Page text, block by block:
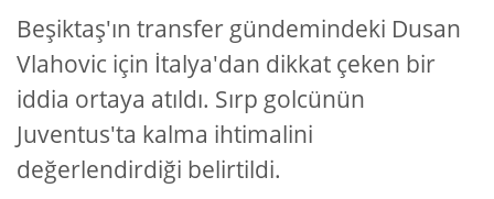
Beşiktaş'ın transfer gündemindeki Dusan
Vlahovic için İtalya'dan dikkat çeken bir
iddia ortaya atıldı. Sırp golcünün
Juventus'ta kalma ihtimalini
değerlendirdiği belirtildi.